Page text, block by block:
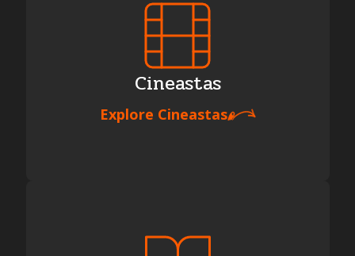
Cineastas
Explore Cineastas